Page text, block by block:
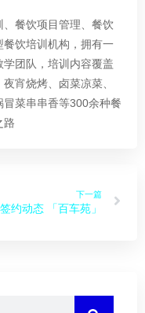
、餐饮项目管理、餐饮
饮培训机构，拥有一
团队，培训内容覆盖
宵烧烤、卤菜凉菜、
菜串串香等300余种餐
路
下一篇
约动态 「百车苑」
」
12
May